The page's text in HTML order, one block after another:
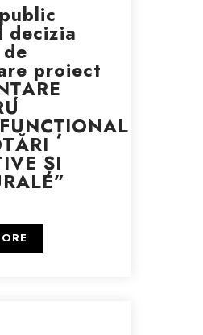
decizia
proiect
ȘI